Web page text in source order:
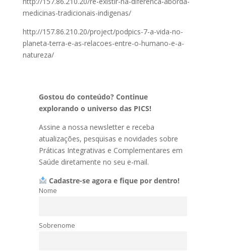
medicinas-tradicionais-indigenas/
http://157.86.210.20/project/podpics-7-a-vida-no-
planeta-terra-e-as-relacoes-entre-o-humano-e-a-
natureza/
Gostou do conteúdo? Continue
explorando o universo das PICS!
Assine a nossa newsletter e receba
atualizações, pesquisas e novidades sobre
Práticas Integrativas e Complementares em
Saúde diretamente no seu e-mail.
Cadastre-se agora e fique por dentro!
Nome
Sobrenome